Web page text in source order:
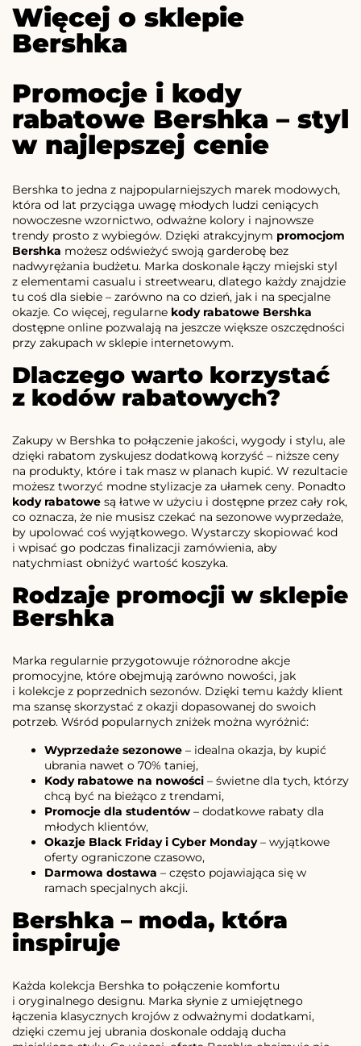
Więcej o sklepie
Bershka
Promocje i kody
rabatowe Bershka – styl
w najlepszej cenie
Bershka to jedna z najpopularniejszych marek modowych,
która od lat przyciąga uwagę młodych ludzi ceniących
nowoczesne wzornictwo, odważne kolory i najnowsze
trendy prosto z wybiegów. Dzięki atrakcyjnym promocjom
Bershka możesz odświeżyć swoją garderobę bez
nadwyrężania budżetu. Marka doskonale łączy miejski styl
z elementami casualu i streetwearu, dlatego każdy znajdzie
tu coś dla siebie – zarówno na co dzień, jak i na specjalne
okazje. Co więcej, regularne kody rabatowe Bershka
dostępne online pozwalają na jeszcze większe oszczędności
przy zakupach w sklepie internetowym.
Dlaczego warto korzystać
z kodów rabatowych?
Zakupy w Bershka to połączenie jakości, wygody i stylu, ale
dzięki rabatom zyskujesz dodatkową korzyść – niższe ceny
na produkty, które i tak masz w planach kupić. W rezultacie
możesz tworzyć modne stylizacje za ułamek ceny. Ponadto
kody rabatowe są łatwe w użyciu i dostępne przez cały rok,
co oznacza, że nie musisz czekać na sezonowe wyprzedaże,
by upolować coś wyjątkowego. Wystarczy skopiować kod
i wpisać go podczas finalizacji zamówienia, aby
natychmiast obniżyć wartość koszyka.
Rodzaje promocji w sklepie
Bershka
Marka regularnie przygotowuje różnorodne akcje
promocyjne, które obejmują zarówno nowości, jak
i kolekcje z poprzednich sezonów. Dzięki temu każdy klient
ma szansę skorzystać z okazji dopasowanej do swoich
potrzeb. Wśród popularnych zniżek można wyróżnić:
Wyprzedaże sezonowe – idealna okazja, by kupić
ubrania nawet o 70% taniej,
Kody rabatowe na nowości – świetne dla tych, którzy
chcą być na bieżąco z trendami,
Promocje dla studentów – dodatkowe rabaty dla
młodych klientów,
Okazje Black Friday i Cyber Monday– wyjątkowe
oferty ograniczone czasowo,
Darmowa dostawa – często pojawiająca się w
ramach specjalnych akcji.
Bershka – moda, która
inspiruje
Każda kolekcja Bershka to połączenie komfortu
i oryginalnego designu. Marka słynie z umiejętnego
łączenia klasycznych krojów z odważnymi dodatkami,
dzięki czemu jej ubrania doskonale oddają ducha